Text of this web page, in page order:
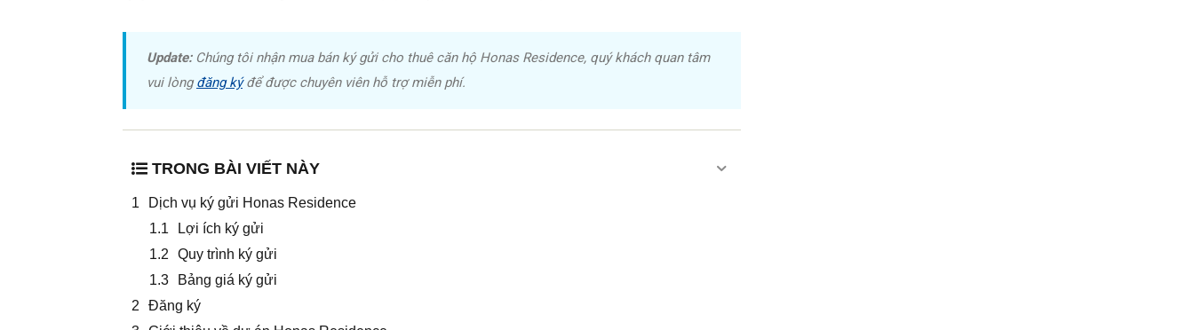
Update:Chúng tôi nhận mua bán ký gửi cho thuê căn hộ Honas Residence, quý khách quan tâm
vui lòngđăng kýđể được chuyên viên hỗ trợ miễn phí.
TRONG BÀI VIẾT NÀY
Dịch vụ ký gửi Honas Residence
Lợi ích ký gửi
Quy trình ký gửi
Bảng giá ký gửi
Đăng ký